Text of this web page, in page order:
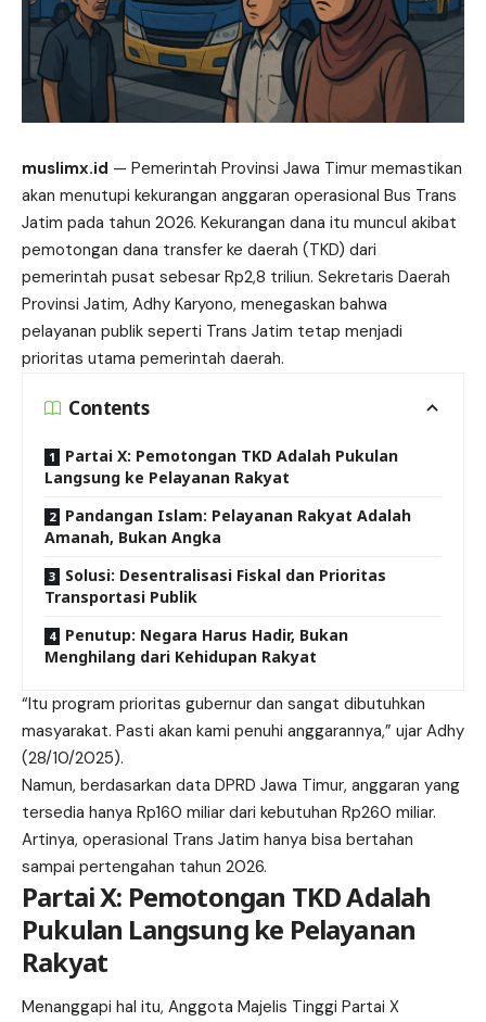
muslimx.id — Pemerintah Provinsi Jawa Timur memastikan
akan menutupi kekurangan anggaran operasional Bus Trans
Jatim pada tahun 2026. Kekurangan dana itu muncul akibat
pemotongan dana transfer ke daerah (TKD) dari
pemerintah pusat sebesar Rp2,8 triliun. Sekretaris Daerah
Provinsi Jatim, Adhy Karyono, menegaskan bahwa
pelayanan publik seperti Trans Jatim tetap menjadi
prioritas utama pemerintah daerah.
Contents
Partai X: Pemotongan TKD Adalah Pukulan
Langsung ke Pelayanan Rakyat
Pandangan Islam: Pelayanan Rakyat Adalah
Amanah, Bukan Angka
Solusi: Desentralisasi Fiskal dan Prioritas
Transportasi Publik
Penutup: Negara Harus Hadir, Bukan
Menghilang dari Kehidupan Rakyat
“Itu program prioritas gubernur dan sangat dibutuhkan
masyarakat. Pasti akan kami penuhi anggarannya,” ujar Adhy
(28/10/2025).
Namun, berdasarkan data DPRD Jawa Timur, anggaran yang
tersedia hanya Rp160 miliar dari kebutuhan Rp260 miliar.
Artinya, operasional Trans Jatim hanya bisa bertahan
sampai pertengahan tahun 2026.
Partai X: Pemotongan TKD Adalah
Pukulan Langsung ke Pelayanan
Rakyat
Menanggapi hal itu, Anggota Majelis Tinggi Partai X